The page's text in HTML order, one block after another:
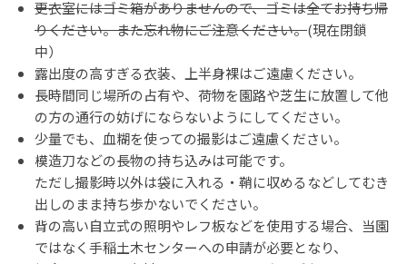
更衣室にはゴミ箱がありませんので、ゴミは全てお持ち帰
りください。また忘れ物にご注意ください。(現在閉鎖
中）
露出度の高すぎる衣装、上半身裸はご遠慮ください。
長時間同じ場所の占有や、荷物を園路や芝生に放置して他
の方の通行の妨げにならないようにしてください。
少量でも、血糊を使っての撮影はご遠慮ください。
模造刀などの長物の持ち込みは可能です。
ただし撮影時以外は袋に入れる・鞘に収めるなどしてむき
出しのまま持ち歩かないでください。
背の高い自立式の照明やレフ板などを使用する場合、当園
ではなく手稲土木センターへの申請が必要となり、